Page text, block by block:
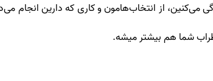
از انتخاب‌هامون و کاری که دارین انجام
شما هم بیشتر میشه.